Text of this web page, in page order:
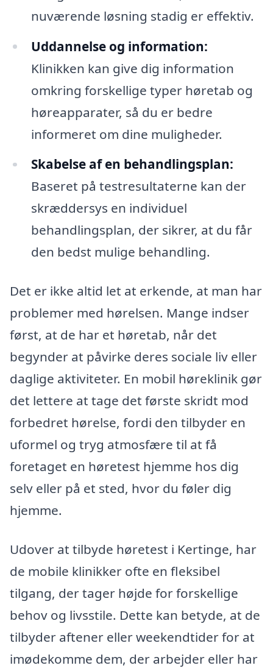
nuværende løsning stadig er effektiv.
Uddannelse og information:
Klinikken kan give dig information
omkring forskellige typer høretab og
høreapparater, så du er bedre
informeret om dine muligheder.
Skabelse af en behandlingsplan:
Baseret på testresultaterne kan der
skræddersys en individuel
behandlingsplan, der sikrer, at du får
den bedst mulige behandling.
Det er ikke altid let at erkende, at man har
problemer med hørelsen. Mange indser
først, at de har et høretab, når det
begynder at påvirke deres sociale liv eller
daglige aktiviteter. En mobil høreklinik gør
det lettere at tage det første skridt mod
forbedret hørelse, fordi den tilbyder en
uformel og tryg atmosfære til at få
foretaget en høretest hjemme hos dig
selv eller på et sted, hvor du føler dig
hjemme.
Udover at tilbyde høretest i Kertinge, har
de mobile klinikker ofte en fleksibel
tilgang, der tager højde for forskellige
behov og livsstile. Dette kan betyde, at de
tilbyder aftener eller weekendtider for at
imødekomme dem, der arbejder eller har